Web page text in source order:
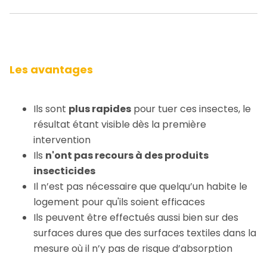
Les avantages
Ils sont plus rapides pour tuer ces insectes, le
résultat étant visible dès la première
intervention
Ils n'ont pas recours à des produits
insecticides
Il n’est pas nécessaire que quelqu’un habite le
logement pour qu'ils soient efficaces
Ils peuvent être effectués aussi bien sur des
surfaces dures que des surfaces textiles dans la
mesure où il n’y pas de risque d’absorption